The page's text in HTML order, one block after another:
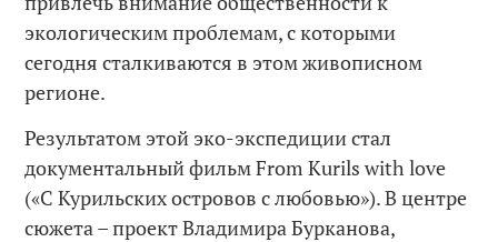
экологическим проблемам, с которыми
сегодня сталкиваются в этом живописном
регионе.
Результатом этой эко-экспедиции стал
документальный фильм From Kurils with love
(«C Курильских островов с любовью»). В центре
сюжета – проект Владимира Бурканова,